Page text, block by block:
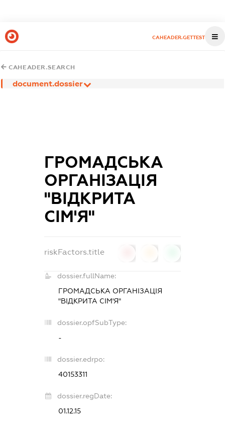
CAHEADER.GETTEST
CAHEADER.SEARCH
document.dossier
ГРОМАДСЬКА
ОРГАНІЗАЦІЯ
"ВІДКРИТА
СІМ'Я"
riskFactors.title
dossier.fullName:
ГРОМАДСЬКА ОРГАНІЗАЦІЯ
"ВІДКРИТА СІМ'Я"
dossier.opfSubType:
-
dossier.edrpo:
40153311
dossier.regDate:
01.12.15